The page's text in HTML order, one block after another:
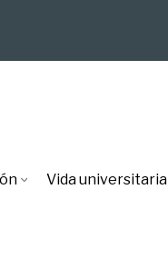
Vida universitaria